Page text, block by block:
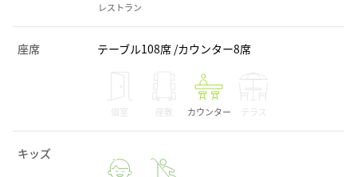
レストラン
座席 テーブル108席 /カウンター8席
個室 座敷 カウンター テラス
キッズ